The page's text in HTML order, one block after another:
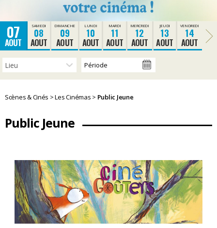
07
AOUT
SAMEDI
08
AOUT
DIMANCHE
09
AOUT
LUNDI
10
AOUT
MARDI
11
AOUT
MERCREDI
12
AOUT
JEUDI
13
AOUT
VENDREDI
14
AOUT
Scènes & Cinés >Les Cinémas > Public Jeune
Public Jeune